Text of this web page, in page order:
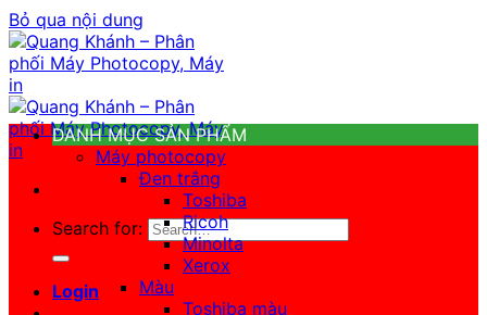
Bỏ qua nội dung
Search for:
Login
DANH MỤC SẢN PHẨM
Máy photocopy
Đen trắng
Toshiba
Ricoh
Minolta
Xerox
Màu
Toshiba màu